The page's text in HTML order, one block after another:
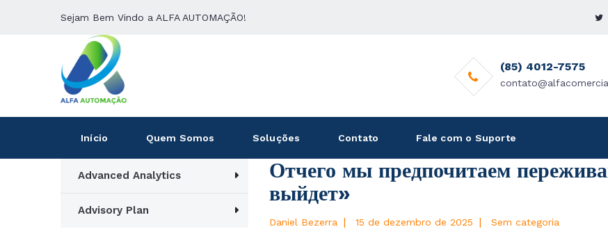
Sejam Bem Vindo a ALFA AUTOMAÇÃO!
(85) 4012-7575
Início Quem Somos Soluções Contato Fale com o Suporte
Отчего мы предпочитаем
выйдет»
Daniel Bezerra | 15 de dezembro de 2025 | Sem categoria
Advanced Analytics
Advisory Plan